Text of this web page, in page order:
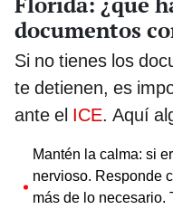
documentos
Si no tienes los
te detienen, es
ante el ICE. Aquí
Mantén la calma: si
nervioso. Responde
más de lo necesario.